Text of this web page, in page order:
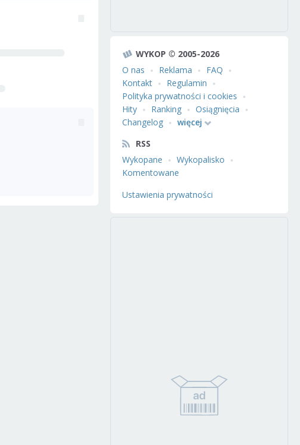
WYKOP © 2005-2026
O nas
Reklama
FAQ
Kontakt
Regulamin
Polityka prywatności i cookies
Hity
Ranking
Osiągnięcia
Changelog
więcej
RSS
Wykopane
Wykopalisko
Komentowane
Ustawienia prywatności